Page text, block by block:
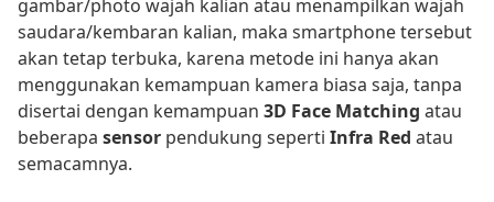
gambar/photo wajah kalian atau menampilkan wajah
saudara/kembaran kalian, maka smartphone tersebut
akan tetap terbuka, karena metode ini hanya akan
menggunakan kemampuan kamera biasa saja, tanpa
disertai dengan kemampuan 3D Face Matching atau
beberapa sensor pendukung seperti Infra Red atau
semacamnya.